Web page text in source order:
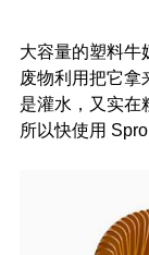
大容量的塑料牛
废物利用把它拿
是灌水，又实在
所以快使用